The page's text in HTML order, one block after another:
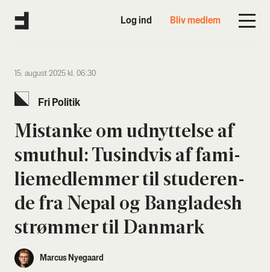
Log ind Bliv medlem
15. august 2025 kl. 06:30
Fri Poli­tik
Mistan­ke om udnyt­tel­se af
smut­hul: Tusind­vis af fami­
lie­med­lem­mer til stu­de­ren­
de fra Nepal og Bang­la­desh
strøm­mer til Dan­mark
Marcus Nyegaard